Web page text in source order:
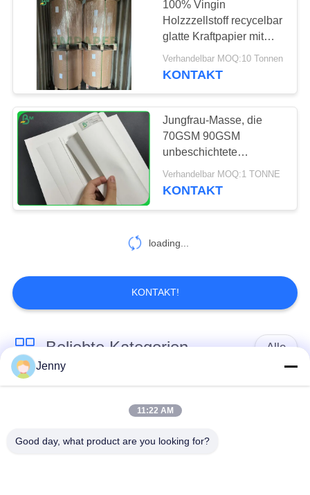
100% Vingin
Holzzzellstoff recycelbar
glatte Kraftpapier mit
hoher Weißfarbe
Verhandelbar MOQ:10 Tonnen
KONTAKT
Jungfrau-Masse, die
70GSM 90GSM
unbeschichtete
gebleichte Breite des
Kraftpapierrollen 125cm
Verhandelbar MOQ:1 TONNE
KONTAKT
loading...
KONTAKT!
Beliebte Kategorien Alle
Kraftpapierrolle
Jenny
11:22 AM
Good day, what product are you looking for?